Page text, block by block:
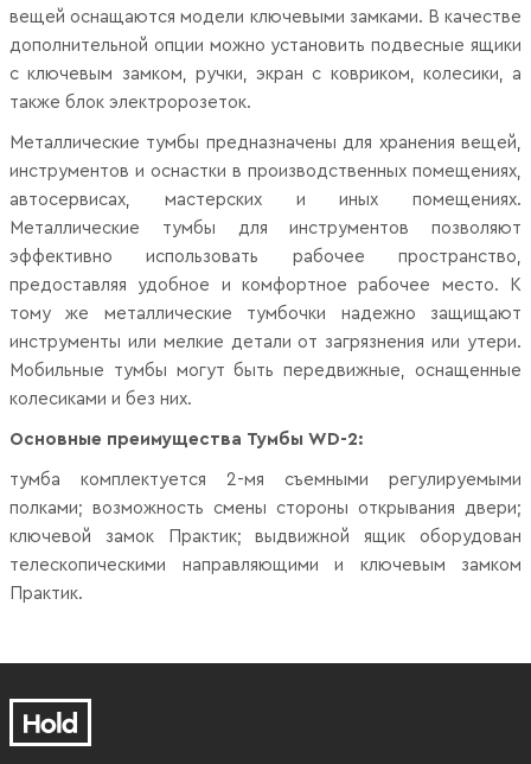
вещей оснащаются модели ключевыми замками. В качестве
дополнительной опции можно установить подвесные ящики
с ключевым замком, ручки, экран с ковриком, колесики, а
также блок электророзеток.
Металлические тумбы предназначены для хранения вещей,
инструментов и оснастки в производственных помещениях,
автосервисах, мастерских и иных помещениях.
Металлические тумбы для инструментов позволяют
эффективно использовать рабочее пространство,
предоставляя удобное и комфортное рабочее место. К
тому же металлические тумбочки надежно защищают
инструменты или мелкие детали от загрязнения или утери.
Мобильные тумбы могут быть передвижные, оснащенные
колесиками и без них.
Основные преимущества Тумбы WD-2:
тумба комплектуется 2-мя съемными регулируемыми
полками; возможность смены стороны открывания двери;
ключевой замок Практик; выдвижной ящик оборудован
телескопическими направляющими и ключевым замком
Практик.